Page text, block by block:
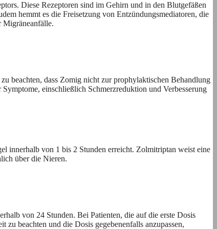
Diese Rezeptoren sind im Gehirn und in den Blutgefäßen
hemmt es die Freisetzung von Entzündungsmediatoren, die
Migräneanfälle.
beachten, dass Zomig nicht zur prophylaktischen Behandlung
einschließlich Schmerzreduktion und Verbesserung
innerhalb von 1 bis 2 Stunden erreicht. Zolmitriptan weist eine
über die Nieren.
von 24 Stunden. Bei Patienten, die auf die erste Dosis
beachten und die Dosis gegebenenfalls anzupassen,